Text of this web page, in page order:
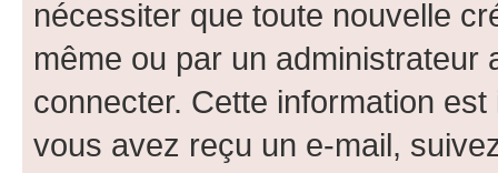
nécessiter que toute nouvelle
même ou par un
connecter. Cette information
vous avez reçu un e-mail,